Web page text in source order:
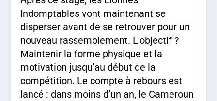
Indomptables vont maintenant se
disperser avant de se retrouver pour un
nouveau rassemblement. L’objectif ?
Maintenir la forme physique et la
motivation jusqu’au début de la
compétition. Le compte à rebours est
lancé : dans moins d’un an, le Cameroun